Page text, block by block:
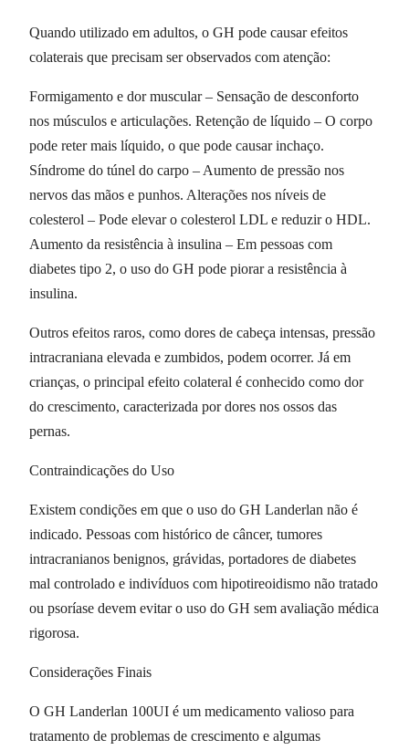
Quando utilizado em adultos, o GH pode causar efeitos
colaterais que precisam ser observados com atenção:
Formigamento e dor muscular – Sensação de desconforto
nos músculos e articulações. Retenção de líquido – O corpo
pode reter mais líquido, o que pode causar inchaço.
Síndrome do túnel do carpo – Aumento de pressão nos
nervos das mãos e punhos. Alterações nos níveis de
colesterol – Pode elevar o colesterol LDL e reduzir o HDL.
Aumento da resistência à insulina – Em pessoas com
diabetes tipo 2, o uso do GH pode piorar a resistência à
insulina.
Outros efeitos raros, como dores de cabeça intensas, pressão
intracraniana elevada e zumbidos, podem ocorrer. Já em
crianças, o principal efeito colateral é conhecido como dor
do crescimento, caracterizada por dores nos ossos das
pernas.
Contraindicações do Uso
Existem condições em que o uso do GH Landerlan não é
indicado. Pessoas com histórico de câncer, tumores
intracranianos benignos, grávidas, portadores de diabetes
mal controlado e indivíduos com hipotireoidismo não tratado
ou psoríase devem evitar o uso do GH sem avaliação médica
rigorosa.
Considerações Finais
O GH Landerlan 100UI é um medicamento valioso para
tratamento de problemas de crescimento e algumas